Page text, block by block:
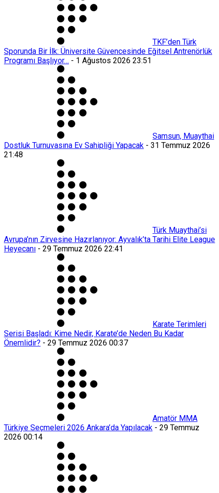
TKF’den Türk
Sporunda Bir İlk: Üniversite Güvencesinde Eğitsel Antrenörlük
Programı Başlıyor… - 1 Ağustos 2026 23:51
Samsun, Muaythai
Dostluk Turnuvasına Ev Sahipliği Yapacak - 31 Temmuz 2026
21:48
Türk Muaythai’si
Avrupa’nın Zirvesine Hazırlanıyor: Ayvalık’ta Tarihi Elite League
Heyecanı - 29 Temmuz 2026 22:41
Karate Terimleri
Serisi Başladı: Kime Nedir, Karate’de Neden Bu Kadar
Önemlidir? - 29 Temmuz 2026 00:37
Amatör MMA
Türkiye Seçmeleri 2026 Ankara’da Yapılacak - 29 Temmuz
2026 00:14